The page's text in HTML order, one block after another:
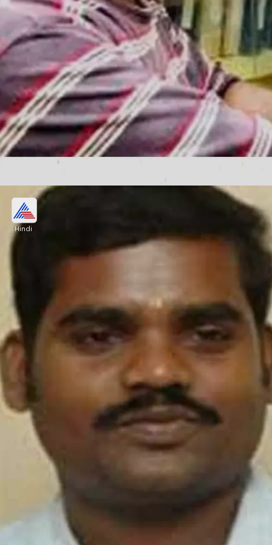
उन्होंने एक होटल में वेटर के रूप में भी काम किया। हालांकि ये
नौकरियां उन्हें एक स्थिर आय दे रही थीं लेकिन यह उनके परिवार
Hindi